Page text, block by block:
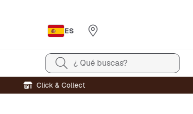
ES
¿ Qué buscas?
Click & Collect